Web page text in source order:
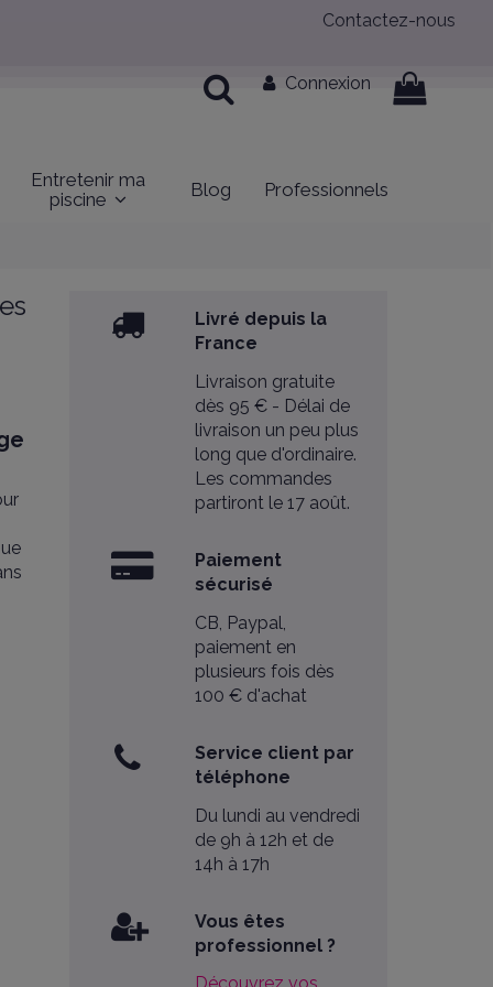
Contactez-nous
Connexion
Entretenir ma
piscine
Blog Professionnels
Livré depuis la
France
Livraison gratuite
dès 95 € - Délai de
livraison un peu plus
long que d'ordinaire.
Les commandes
partiront le 17 août.
Paiement
sécurisé
CB, Paypal,
paiement en
plusieurs fois dès
100 € d'achat
Service client par
téléphone
Du lundi au vendredi
de 9h à 12h et de
14h à 17h
Vous êtes
professionnel ?